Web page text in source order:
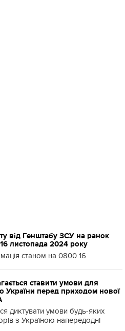
від Генштабу ЗСУ на ранок
листопада 2024 року
станом на 0800 16
ставити умови для
України перед приходом нової
диктувати умови будь-яких
з Україною напередодні